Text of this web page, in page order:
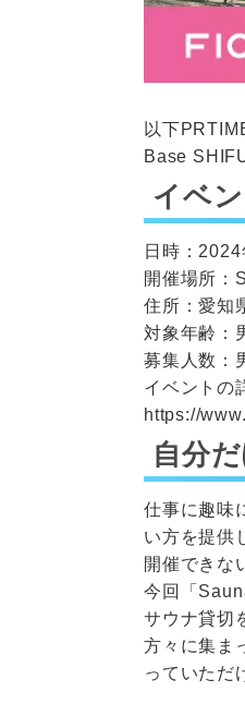
以下
Base
イベ
日時：
開催場所：
住所：愛知
対象年齢：
募集人数：
イベントの
https://
自分
仕事に趣味
い方を提供
開催できな
今回「
サウナ貸切
方々に集ま
っていただ